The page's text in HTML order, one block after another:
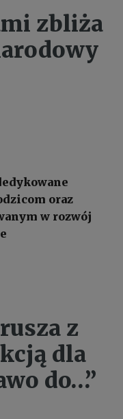
zbliża
oraz
w rozwój
z
dla
do…”